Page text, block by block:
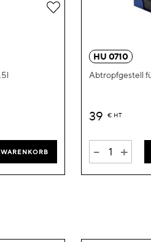
Zur
hinzufügen
HU 0710
Abtropfgestell
39 € HT
- +